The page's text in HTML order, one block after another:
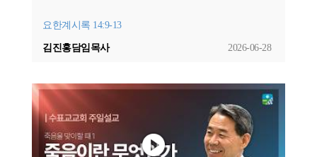
요한계시록 14:9-13
2026-06-28
김진홍담임목사